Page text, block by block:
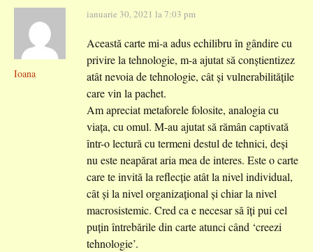
Ioana
ianuarie 30, 2021 la 7:03 pm
Această carte mi-a adus echilibru în gândire cu
privire la tehnologie, m-a ajutat să conștientizez
atât nevoia de tehnologie, cât și vulnerabilitățile
care vin la pachet.
Am apreciat metaforele folosite, analogia cu
viața, cu omul. M-au ajutat să rămân captivată
într-o lectură cu termeni destul de tehnici, deși
nu este neapărat aria mea de interes. Este o carte
care te invită la reflecție atât la nivel individual,
cât și la nivel organizațional și chiar la nivel
macrosistemic. Cred ca e necesar să îți pui cel
puțin întrebările din carte atunci când ‘creezi
tehnologie’.